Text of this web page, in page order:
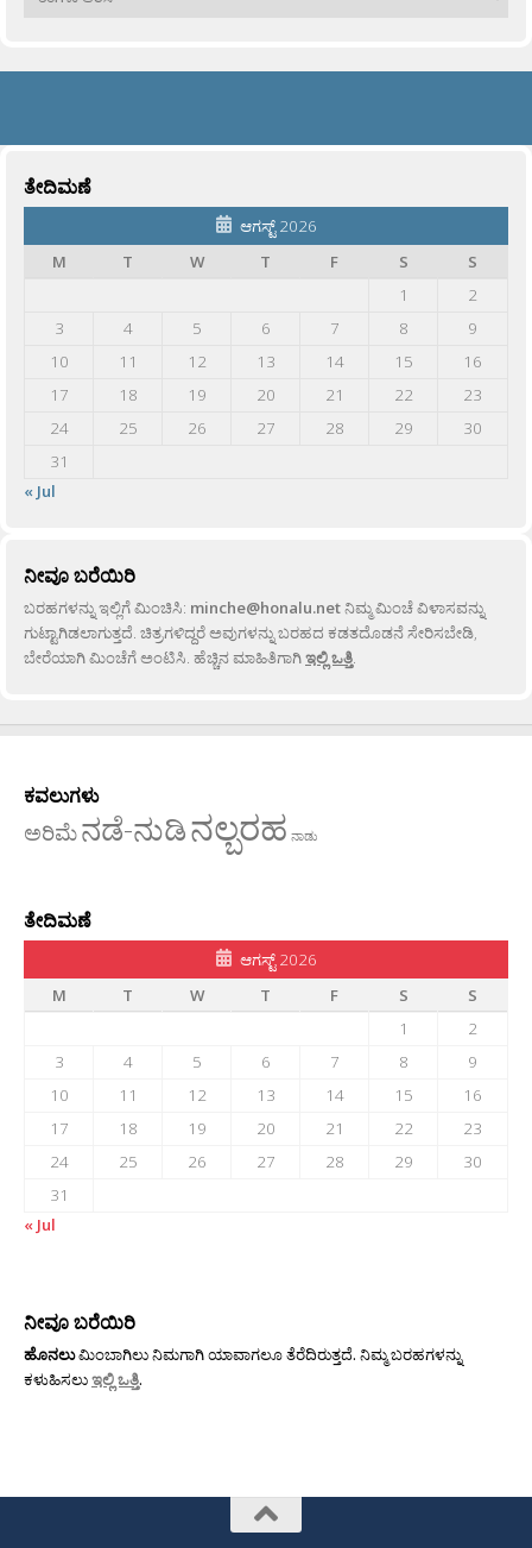
ತೇದಿಮಣೆ
ಆಗಸ್ಟ್ 2026
M
T W T F S
S
1
2
3
4 5 6 7 8
9
10
11 12 13 14 15
16
17
18 19 20 21 22
23
24
25 26 27 28 29
30
31
« Jul
ನೀವೂ ಬರೆಯಿರಿ
ಬರಹಗಳನ್ನು ಇಲ್ಲಿಗೆ ಮಿಂಚಿಸಿ: minche@honalu.netನಿಮ್ಮ ಮಿಂಚೆ ವಿಳಾಸವನ್ನು
ಗುಟ್ಟಾಗಿಡಲಾಗುತ್ತದೆ. ಚಿತ್ರಗಳಿದ್ದರೆ ಅವುಗಳನ್ನು ಬರಹದ ಕಡತದೊಡನೆ ಸೇರಿಸಬೇಡಿ,
ಬೇರೆಯಾಗಿ ಮಿಂಚೆಗೆ ಅಂಟಿಸಿ. ಹೆಚ್ಚಿನ ಮಾಹಿತಿಗಾಗಿಇಲ್ಲಿ ಒತ್ತಿ.
ಕವಲುಗಳು
ಅರಿಮೆನಡೆ-ನುಡಿನಲ್ಬರಹ ನಾಡು
ತೇದಿಮಣೆ
ಆಗಸ್ಟ್ 2026
M
T W T F S
S
1
2
3
4 5 6 7 8
9
10
11 12 13 14 15
16
17
18 19 20 21 22
23
24
25 26 27 28 29
30
31
« Jul
ನೀವೂ ಬರೆಯಿರಿ
ಹೊನಲುಮಿಂಬಾಗಿಲು ನಿಮಗಾಗಿ ಯಾವಾಗಲೂ ತೆರೆದಿರುತ್ತದೆ. ನಿಮ್ಮ ಬರಹಗಳನ್ನು
ಕಳುಹಿಸಲುಇಲ್ಲಿ ಒತ್ತಿ.